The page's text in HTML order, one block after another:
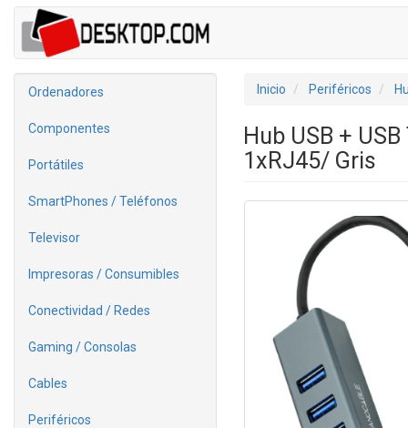
Ordenadores
Componentes
Portátiles
SmartPhones / Teléfonos
Televisor
Impresoras / Consumibles
Conectividad / Redes
Gaming / Consolas
Cables
Periféricos
Inicio Periféricos
Hub USB +
1xRJ45/ Gris